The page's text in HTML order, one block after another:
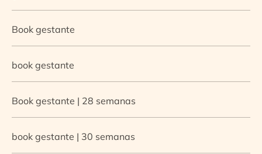
Book gestante
book gestante
Book gestante | 28 semanas
book gestante | 30 semanas